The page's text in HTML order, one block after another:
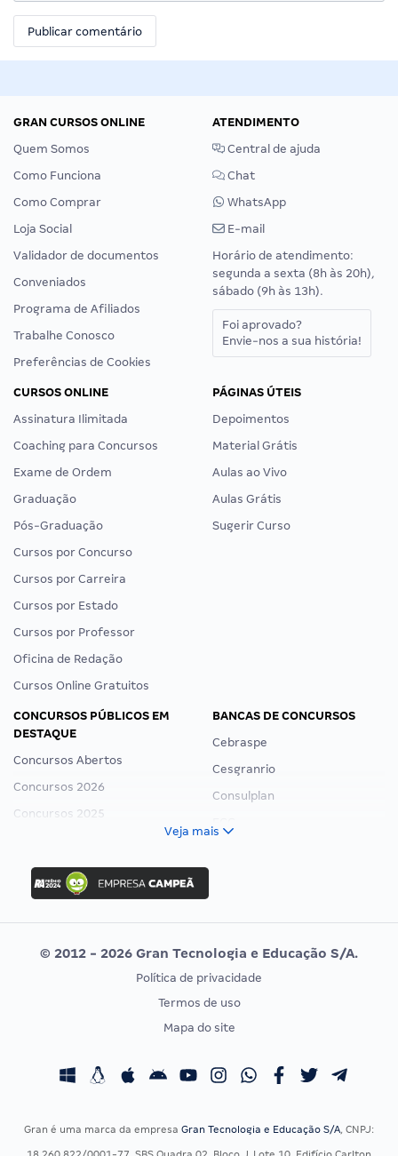
GRAN CURSOS ONLINE
Quem Somos
Como Funciona
Como Comprar
Loja Social
Validador de documentos
Conveniados
Programa de Afiliados
Trabalhe Conosco
Preferências de Cookies
ATENDIMENTO
Central de ajuda
Chat
WhatsApp
E-mail
Horário de atendimento:
segunda a sexta (8h às 20h),
sábado (9h às 13h).
Foi aprovado?
Envie-nos a sua história!
CURSOS ONLINE
Assinatura Ilimitada
Coaching para Concursos
Exame de Ordem
Graduação
Pós-Graduação
Cursos por Concurso
Cursos por Carreira
Cursos por Estado
Cursos por Professor
Oficina de Redação
Cursos Online Gratuitos
PÁGINAS ÚTEIS
Depoimentos
Material Grátis
Aulas ao Vivo
Aulas Grátis
Sugerir Curso
CONCURSOS PÚBLICOS EM
DESTAQUE
Concursos Abertos
Concursos 2026
Concursos 2025
Concurso Ibama
Concurso MPU
Editais publicados
BANCAS DE CONCURSOS
Cebraspe
Cesgranrio
Consulplan
Vunesp
CONCURSOS POR PROFISSÃO
Concursos Fiscais
EXAME DE ORDEM
Calendário OAB
Veja mais
© 2012 - 2026 Gran Tecnologia e Educação S/A.
Política de privacidade
Termos de uso
Mapa do site
Gran é uma marca da empresa Gran Tecnologia e Educação S/A, CNPJ: